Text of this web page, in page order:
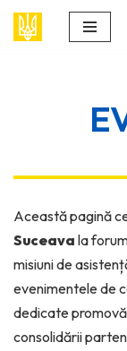
Această pagină
Suceava la
misiuni de
evenimentele de
dedicate
consolidării